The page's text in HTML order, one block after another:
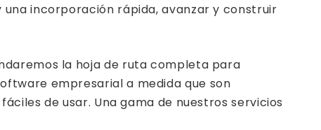
incorporación rápida, avanzar y construir
la hoja de ruta completa para
empresarial a medida que son
de usar. Una gama de nuestros servicios